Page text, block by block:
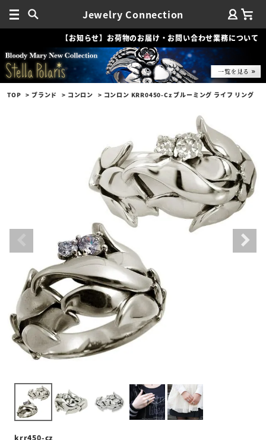
Jewelry Connection
【お知らせ】お荷物のお届け・お問い合わせ業務について
TOP ブランド コンロン コンロン KRR0450-Cz ブルーミング ライフ リング
krr450-cz